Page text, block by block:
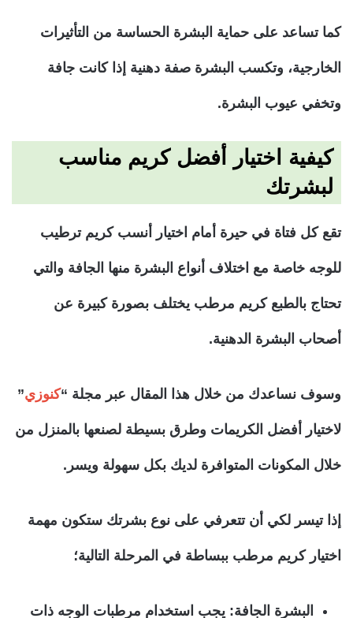
كما تساعد على حماية البشرة الحساسة من التأثيرات
الخارجية، وتكسب البشرة صفة دهنية إذا كانت جافة
وتخفي عيوب البشرة.
كيفية اختيار أفضل كريم مناسب
لبشرتك
تقع كل فتاة في حيرة أمام اختيار أنسب كريم ترطيب
للوجه خاصة مع اختلاف أنواع البشرة منها الجافة والتي
تحتاج بالطبع كريم مرطب يختلف بصورة كبيرة عن
أصحاب البشرة الدهنية.
وسوف نساعدك من خلال هذا المقال عبر مجلة “كنوزي”
لاختيار أفضل الكريمات وطرق بسيطة لصنعها بالمنزل من
خلال المكونات المتوافرة لديك بكل سهولة ويسر.
إذا تيسر لكي أن تتعرفي على نوع بشرتك ستكون مهمة
اختيار كريم مرطب ببساطة في المرحلة التالية؛
البشرة الجافة: يجب استخدام مرطبات الوجه ذات